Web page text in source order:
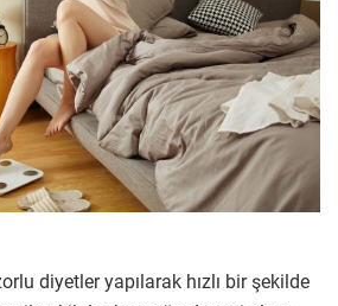
diyetler yapılarak hızlı bir şekilde